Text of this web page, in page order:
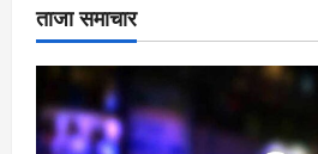
ताजा समाचार